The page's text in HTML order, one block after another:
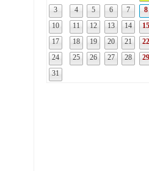
3
4 5 6 7 8
10
11 12 13 14 15
17
18 19 20 21 22
24
25 26 27 28 29
31